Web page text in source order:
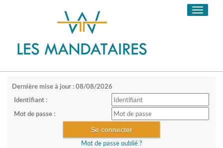
Toggle
Dernière mise à jour : 08/08/2026
Identifiant :
Mot de passe :
Mot de passe oublié ?